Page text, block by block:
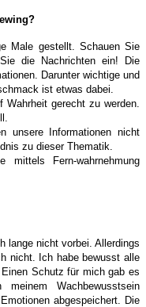
Male gestellt. Schauen Sie
die Nachrichten ein! Die
Darunter wichtige und
ist etwas dabei.
Wahrheit gerecht zu werden.
unsere Informationen nicht
zu dieser Thematik.
mittels Fern-wahrnehmung
lange nicht vorbei. Allerdings
nicht. Ich habe bewusst alle
Schutz für mich gab es
Wachbewusstsein
abgespeichert. Die